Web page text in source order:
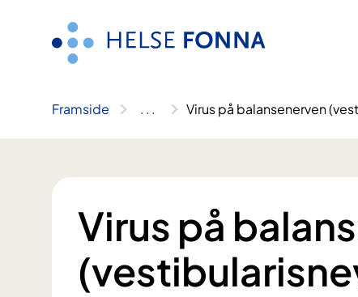
Framside .. . Virus på balansenerven
Virus på